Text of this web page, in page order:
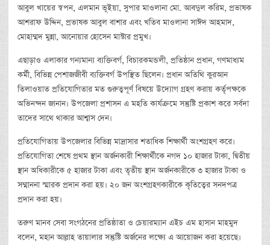
আবুল খায়ের স্বপন, এলমান ভূইয়া, সুপার মাওলানা মো. আবদুল করিম, প্রভাষক
আশরাফ উদ্দিন, প্রভাষক আবুল বাশার এবং খতিব মাওলানা সাঈদ আহমাদ,
মোহাম্মদ মুন্না, আনোয়ার হোসেন মাস্টার প্রমুখ।
এছাড়াও এলাকার গন্যমান্য ব্যক্তিবর্গ, বিচারকমন্ডলী, প্রতিষ্ঠান প্রধান, গণমাধ্যম
কর্মী, বিভিন্ন পেশাজজীবী ব্যক্তিবর্গ উপস্থিত ছিলেন। প্রধান অতিথি কুরআন
তিলাওয়াত প্রতিযোগিতার মত গুরুত্বপূর্ণ বিষয়ে উদ্যোগ গ্রহণ করায় কর্তৃপক্ষকে
অভিনন্দন জানান। উপজেলা প্রশাসন এ মহতি কার্যক্রমে সন্তুষ্টি প্রকাশ করে সর্বদা
তাদের সাথে থাকার আশ্বাস দেন।
প্রতিযোগিতায় উপজেলার বিভিন্ন মাদ্রাসার শতাধিক শিক্ষার্থী অংশগ্রহণ করে।
প্রতিযোগিতা শেষে প্রথম স্থান অর্জনকারী শিক্ষার্থীকে নগদ ১০ হাজার টাকা, দ্বিতীয়
স্থান অধিকারীকে ৫ হাজার টাকা এবং তৃতীয় স্থান অর্জনকারীকে ৩ হাজার টাকা ও
সম্মাননা স্মারক প্রদান করা হয়। ২০ জন অংশগ্রহণকারীকে কৃতিত্বের সনদপত্র
প্রদান করা হয়।
তরুণ মানব সেবা সংগঠনের প্রতিষ্ঠাতা ও চেয়ারম্যান এইচ এম হাসান মাহমুদ
বলেন, মহান আল্লাহ তায়ালার সন্তুষ্টি অর্জনের লক্ষ্যে এ আয়োজন করা হয়েছে।